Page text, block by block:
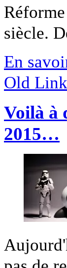
siècle.
En
Old
Voilà à
2015…